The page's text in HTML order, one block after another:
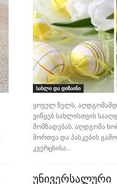
სახლი და დიზაინი
ყოველ წელს,
ვიწყებ სახლისთვის
მომზადებას. აღდგომა
მორთვა და პასკების
კვერცხისა...
უნივერსალური